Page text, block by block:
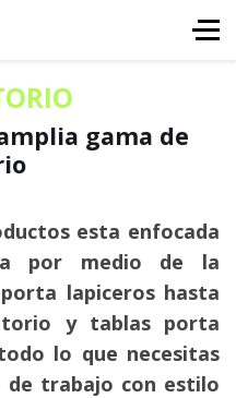
gama de
esta enfocada
por medio de la
lapiceros hasta
y tablas porta
lo que necesitas
de trabajo con estilo